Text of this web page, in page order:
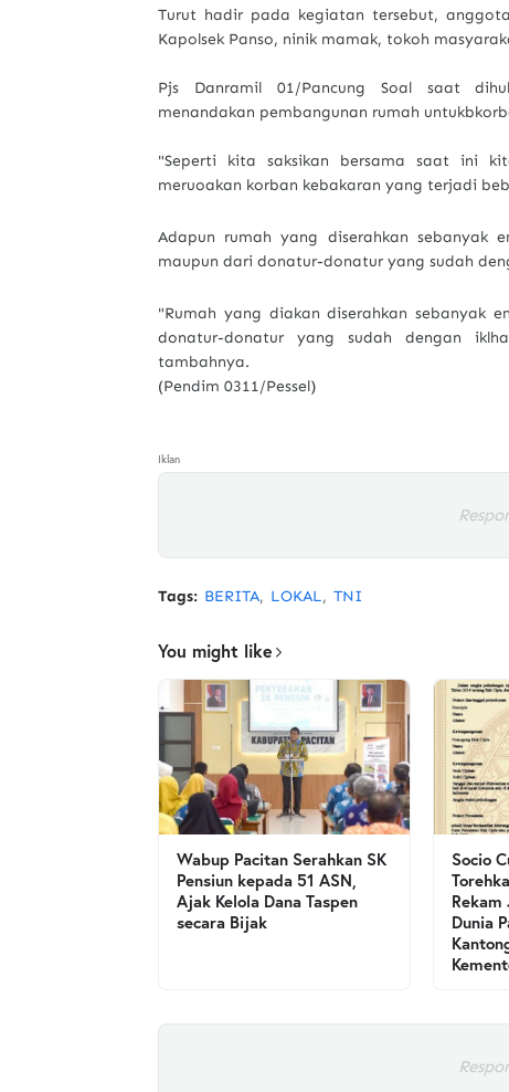
Turut hadir pada kegiatan tersebut,
Kapolsek Panso, ninik mamak, tokoh
Pjs Danramil 01/Pancung Soal saat
menandakan pembangunan rumah
"Seperti kita saksikan bersama saat ini
meruoakan korban kebakaran yang terjadi
Adapun rumah yang diserahkan sebanyak
maupun dari donatur-donatur yang sudah
"Rumah yang diakan diserahkan sebanyak
donatur-donatur yang sudah dengan
tambahnya.
(Pendim 0311/Pessel)
Iklan
Tags: BERITA LOKAL TNI
You might like
Wabup Pacitan Serahkan SK
Pensiun kepada 51 ASN,
Ajak Kelola Dana Taspen
secara Bijak
Socio
Rekam
Dunia